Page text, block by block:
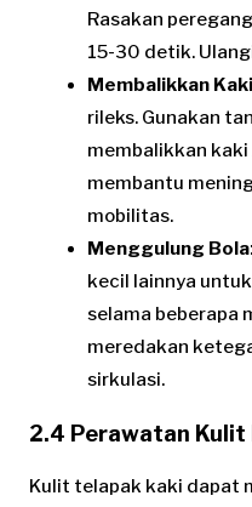
Rasakan
15-30 detik.
Membalikkan
rileks. Gunakan
membalikkan kaki
membantu
mobilitas.
Menggulung Bola
kecil lainnya
selama beberapa
meredakan
sirkulasi.
2.4 Perawatan Kulit
Kulit telapak kaki dapat